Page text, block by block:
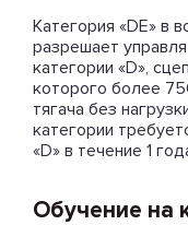
Категория «DЕ» в
разрешает
категории «D»,
которого более
тягача без
категории
«D» в течение 1
Обучение на